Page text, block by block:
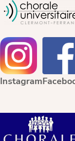
Instagram